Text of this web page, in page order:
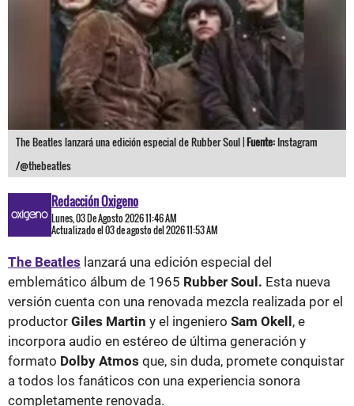
The Beatles lanzará una edición especial de Rubber Soul |Fuente: Instagram
/@thebeatles
Redacción Oxigeno
Lunes, 03 De Agosto 2026 11:46 AM
Actualizado el 03 de agosto del 2026 11:53 AM
The Beatles lanzará una edición especial del
emblemático álbum de 1965 Rubber Soul. Esta nueva
versión cuenta con una renovada mezcla realizada por el
productor Giles Martin y el ingeniero Sam Okell , e
incorpora audio en estéreo de última generación y
formato Dolby Atmos que, sin duda, promete conquistar
a todos los fanáticos con una experiencia sonora
completamente renovada.